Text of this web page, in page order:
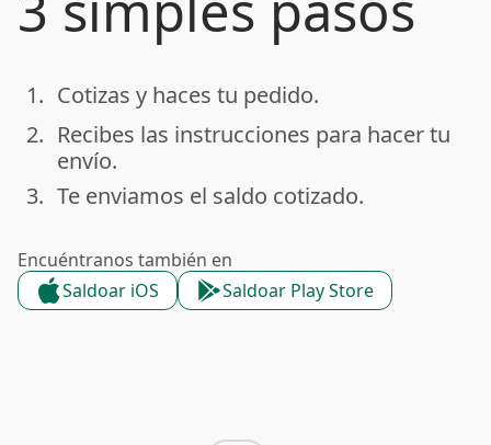
done
1. Cotizas y haces tu pedido.
done
2. Recibes las instrucciones para hacer tu
envío.
done
3. Te enviamos el saldo cotizado.
Encuéntranos también en
Saldoar iOS
Saldoar Play Store